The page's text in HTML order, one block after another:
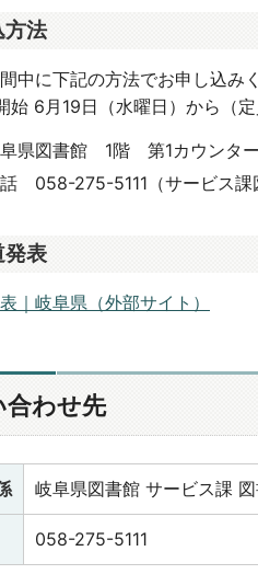
方法
中に下記の方法でお申し込み
始 6月19日（水曜日）から（定
県図書館 1階 第1カウンター
058-275-5111（サービス課
発表
｜岐阜県（外部サイト）
合わせ先
岐阜県図書館 サービス課
058-275-5111